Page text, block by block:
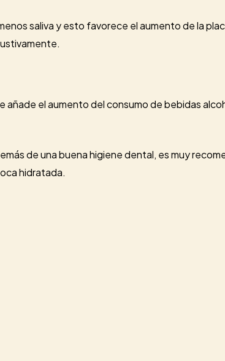
saliva y esto favorece el aumento de la
añade el aumento del consumo de bebidas
de una buena higiene dental, es muy
hidratada.